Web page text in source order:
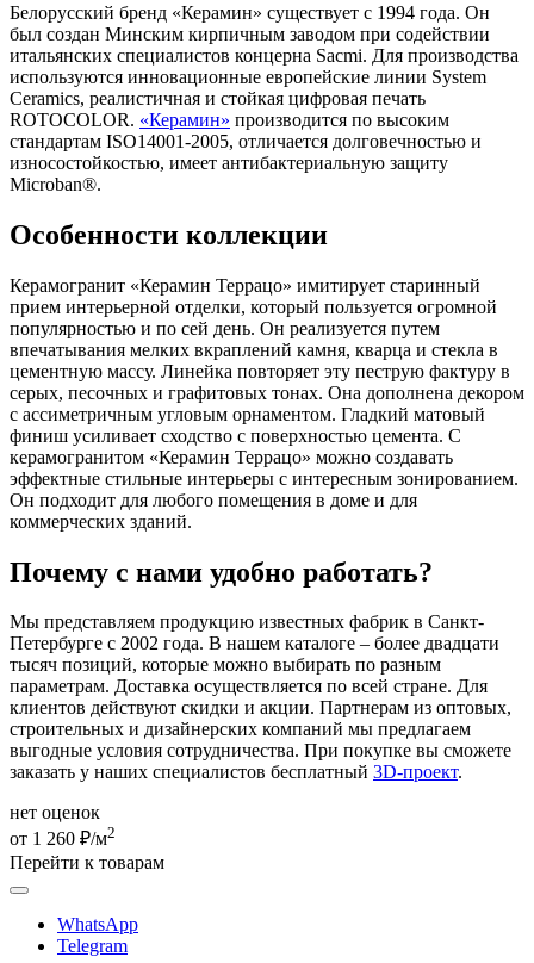
Белорусский бренд «Керамин» существует с 1994 года. Он
был создан Минским кирпичным заводом при содействии
итальянских специалистов концерна Sacmi. Для производства
используются инновационные европейские линии System
Ceramics, реалистичная и стойкая цифровая печать
ROTOCOLOR. «Керамин» производится по высоким
стандартам ISO14001-2005, отличается долговечностью и
износостойкостью, имеет антибактериальную защиту
Microban®.
Особенности коллекции
Керамогранит «Керамин Террацо» имитирует старинный
прием интерьерной отделки, который пользуется огромной
популярностью и по сей день. Он реализуется путем
впечатывания мелких вкраплений камня, кварца и стекла в
цементную массу. Линейка повторяет эту пеструю фактуру в
серых, песочных и графитовых тонах. Она дополнена декором
с ассиметричным угловым орнаментом. Гладкий матовый
финиш усиливает сходство с поверхностью цемента. С
керамогранитом «Керамин Террацо» можно создавать
эффектные стильные интерьеры с интересным зонированием.
Он подходит для любого помещения в доме и для
коммерческих зданий.
Почему с нами удобно работать?
Мы представляем продукцию известных фабрик в Санкт-
Петербурге с 2002 года. В нашем каталоге – более двадцати
тысяч позиций, которые можно выбирать по разным
параметрам. Доставка осуществляется по всей стране. Для
клиентов действуют скидки и акции. Партнерам из оптовых,
строительных и дизайнерских компаний мы предлагаем
выгодные условия сотрудничества. При покупке вы сможете
заказать у наших специалистов бесплатный 3D-проект.
нет оценок
от 1 260 ₽/м2
Перейти к товарам
WhatsApp
Telegram